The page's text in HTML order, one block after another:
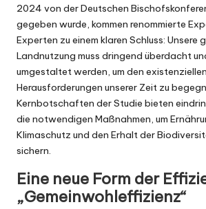
2024 von der Deutschen
gegeben wurde, kommen renommierte
Experten zu einem klaren Schluss: Unsere
Landnutzung muss dringend überdacht
umgestaltet werden, um den existenziellen
Herausforderungen unserer Zeit zu
Kernbotschaften der Studie bieten
die notwendigen Maßnahmen, um
Klimaschutz und den Erhalt der
sichern.
Eine neue Form der
„Gemeinwohleffizienz“